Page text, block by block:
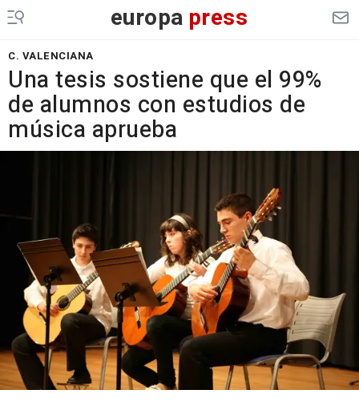
europa press
C. VALENCIANA
Una tesis sostiene que el 99%
de alumnos con estudios de
música aprueba